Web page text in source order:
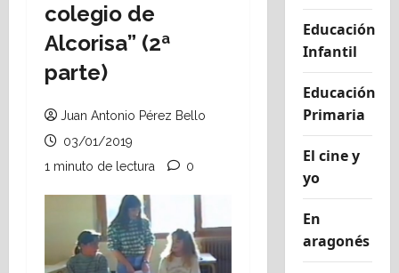
colegio de
Alcorisa” (2ª
parte)
Juan Antonio Pérez Bello
03/01/2019
1 minuto de lectura
0
Educación
Infantil
Educación
Primaria
El cine y
yo
En
aragonés